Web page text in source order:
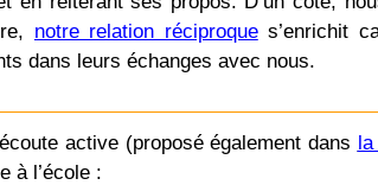
notre relation réciproques’enrichit
dans leurs échanges avec nous.
active (proposé également dans la
à l’école :